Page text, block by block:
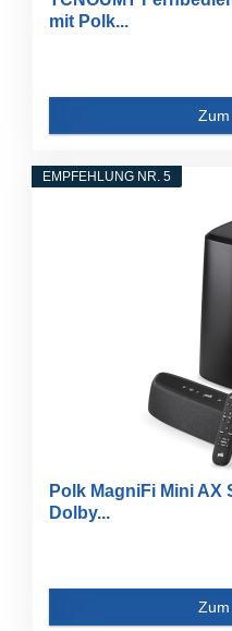
mit Polk...
EMPFEHLUNG NR. 5
Polk MagniFi Mini AX
Dolby...